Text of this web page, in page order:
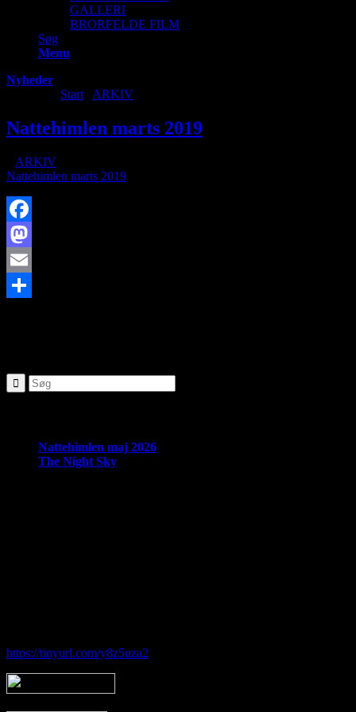
GALLERI
BRORFELDE FILM
Søg
Menu
Nyheder
Start ARKIV
Nattehimlen marts 2019
ARKIV
Nattehimlen marts 2019
Facebook
Mastodon
Email
Nattehimlen maj 2026
The Night Sky
https://tinyurl.com/y8z5uza2